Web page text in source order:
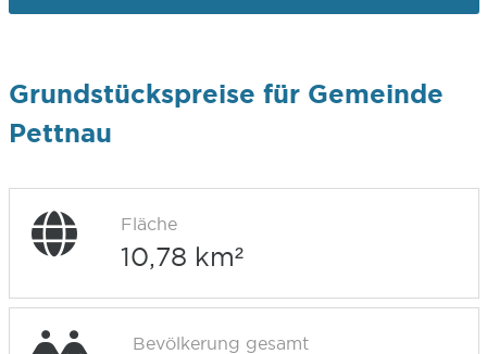
Grundstückspreise für Gemeinde
Pettnau
Fläche
10,78 km²
Bevölkerung gesamt